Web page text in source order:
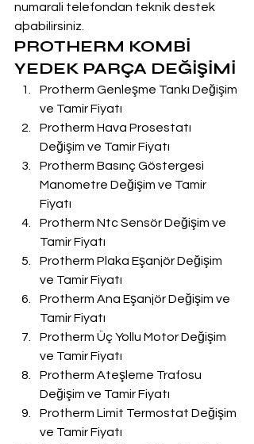
numarali telefondan teknik destek
aþabilirsiniz.
PROTHERM KOMBİ
YEDEK PARÇA DEĞİŞİMİ
Protherm Genleşme Tankı Değişim
ve Tamir Fiyatı
Protherm Hava Prosestatı
Değişim ve Tamir Fiyatı
Protherm Basınç Göstergesi
Manometre Değişim ve Tamir
Fiyatı
Protherm Ntc Sensör Değişim ve
Tamir Fiyatı
Protherm Plaka Eşanjör Değişim
ve Tamir Fiyatı
Protherm Ana Eşanjör Değişim ve
Tamir Fiyatı
Protherm Üç Yollu Motor Değişim
ve Tamir Fiyatı
Protherm Ateşleme Trafosu
Değişim ve Tamir Fiyatı
Protherm Limit Termostat Değişim
ve Tamir Fiyatı